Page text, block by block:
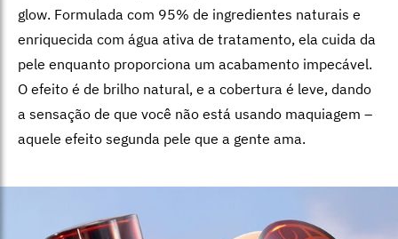
glow. Formulada com 95% de ingredientes naturais e
enriquecida com água ativa de tratamento, ela cuida da
pele enquanto proporciona um acabamento impecável.
O efeito é de brilho natural, e a cobertura é leve, dando
a sensação de que você não está usando maquiagem –
aquele efeito segunda pele que a gente ama.